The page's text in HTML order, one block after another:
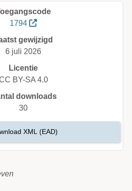
1794
gewijzigd
6 juli 2026
Licentie
BY-SA 4.0
downloads
30
XML (EAD)